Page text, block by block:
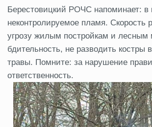
Берестовицкий РОЧС напоминает: в
неконтролируемое пламя. Скорость
угрозу жилым постройкам и
бдительность, не разводить костры
травы. Помните: за нарушение
ответственность.